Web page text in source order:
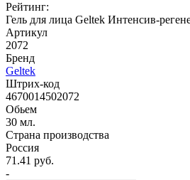
Рейтинг:
Гель для лица Geltek Интенсив-
Артикул
2072
Бренд
Geltek
Штрих-код
4670014502072
Обьем
30 мл.
Страна производства
Россия
71.41 руб.
-